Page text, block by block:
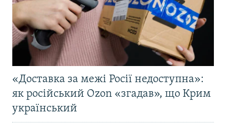
«Доставка за межі Росії недоступна»:
як російський Ozon «згадав», що Крим
український